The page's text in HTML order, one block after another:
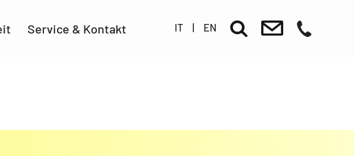
Service & Kontakt IT | EN